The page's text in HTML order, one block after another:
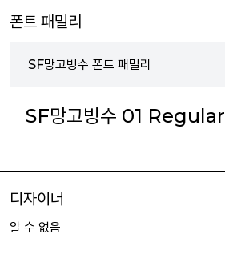
폰트 패밀리
SF망고빙수 폰트 패밀리
SF망고빙수 01 Regular
디자이너
알 수 없음